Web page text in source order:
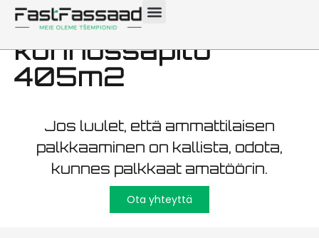
Pärnu julkisivun
kunnossapito
405m2
Jos luulet, että ammattilaisen
palkkaaminen on kallista, odota,
kunnes palkkaat amatöörin.
Ota yhteyttä